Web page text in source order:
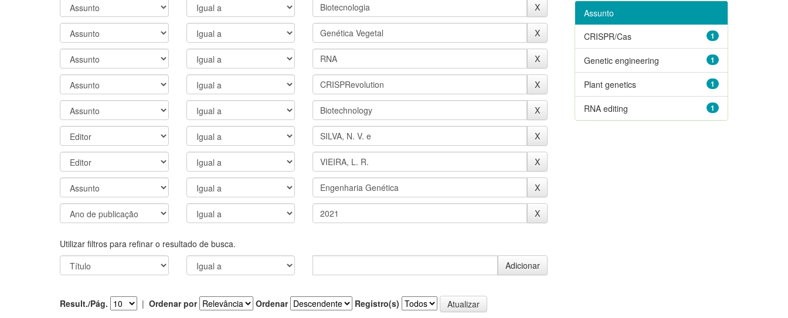
Utilizar filtros para refinar o resultado de busca.
Result./Pág. | Ordenar por Ordenar Registro(s)
Assunto
1
CRISPR/Cas
1
Genetic engineering
1
Plant genetics
1
RNA editing